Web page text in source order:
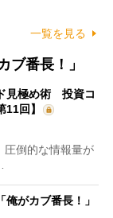
一覧を見る
ブ番長！」
見極め術 投資コ
回】
倒的な情報量が
がカブ番長！」